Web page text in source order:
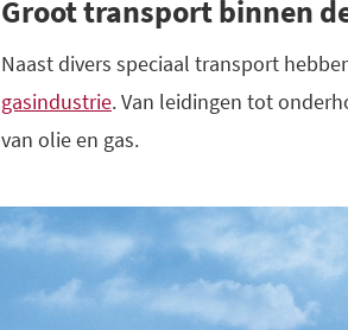
Groot transport binnen
Naast divers speciaal transport
gasindustrie. Van leidingen tot
van olie en gas.